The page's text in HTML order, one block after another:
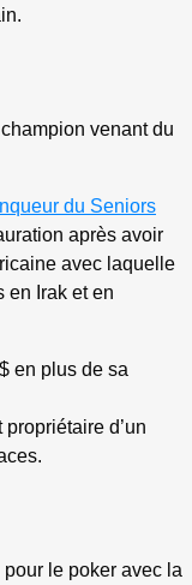
venant du
du Seniors
après avoir
avec laquelle
en Irak et en
en plus de sa
d’un
le poker avec la